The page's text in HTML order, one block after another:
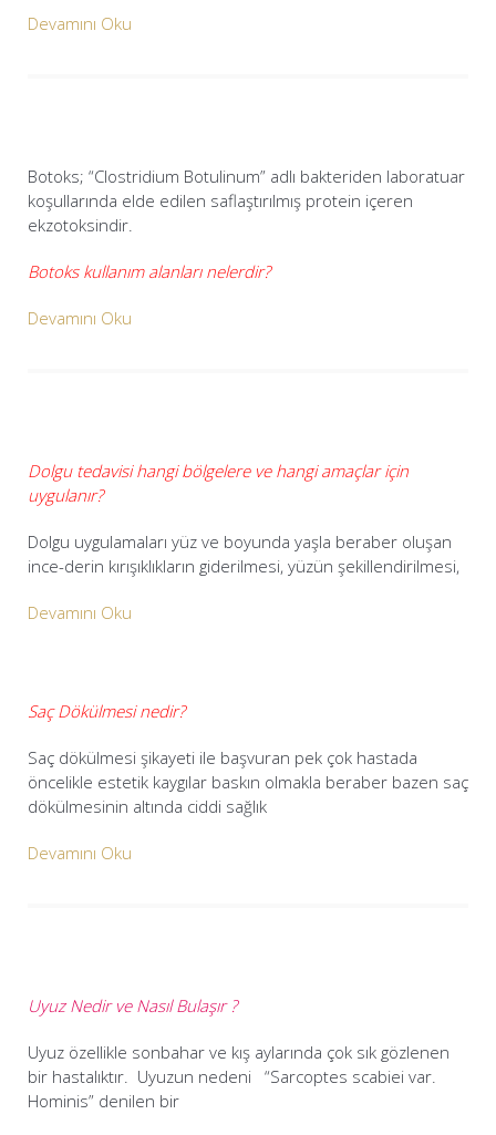
Devamını Oku
Botoks; “Clostridium Botulinum” adlı bakteriden laboratuar
koşullarında elde edilen saflaştırılmış protein içeren
ekzotoksindir.
Botoks kullanım alanları nelerdir?
Devamını Oku
Dolgu tedavisi hangi bölgelere ve hangi amaçlar için
uygulanır?
Dolgu uygulamaları yüz ve boyunda yaşla beraber oluşan
ince-derin kırışıklıkların giderilmesi, yüzün şekillendirilmesi,
Devamını Oku
Saç Dökülmesi nedir?
Saç dökülmesi şikayeti ile başvuran pek çok hastada
öncelikle estetik kaygılar baskın olmakla beraber bazen saç
dökülmesinin altında ciddi sağlık
Devamını Oku
Uyuz Nedir ve Nasıl Bulaşır ?
Uyuz özellikle sonbahar ve kış aylarında çok sık gözlenen
bir hastalıktır. Uyuzun nedeni “Sarcoptes scabiei var.
Hominis” denilen bir